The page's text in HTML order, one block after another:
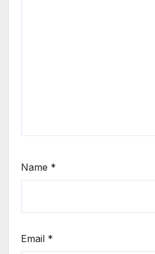
Name *
Email *